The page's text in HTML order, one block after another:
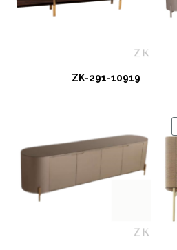
ZK-291-10919